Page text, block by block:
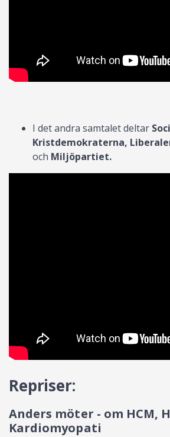
I det andra samtalet deltar
Kristdemokraterna,
och Miljöpartiet.
Repriser:
Anders möter - om HCM,
Kardiomyopati